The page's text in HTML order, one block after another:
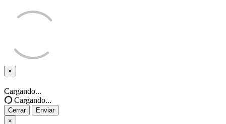
×
Cerrar
Cargando...
Cargando...
Cerrar
Enviar
×